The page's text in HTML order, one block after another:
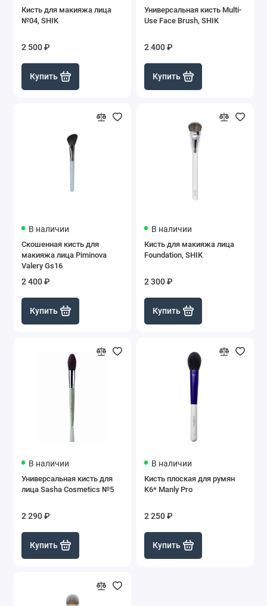
Кисть для макияжа лица
№04, SHIK
2 500 ₽
Купить
Универсальная кисть Multi-
Use Face Brush, SHIK
2 400 ₽
Купить
В наличии
Скошенная кисть для
макияжа лица Piminova
Valery Gs16
2 400 ₽
Купить
В наличии
Кисть для макияжа лица
Foundation, SHIK
2 300 ₽
Купить
В наличии
Универсальная кисть для
лица Sasha Сosmetics №5
2 290 ₽
Купить
В наличии
Кисть плоская для румян
K6* Manly Pro
2 250 ₽
Купить